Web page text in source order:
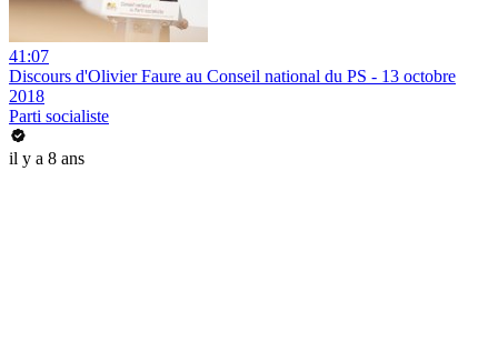
41:07
Discours d'Olivier Faure au Conseil national du PS - 13 octobre
2018
Parti socialiste
il y a 8 ans